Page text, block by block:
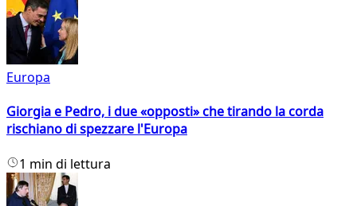
Europa
Giorgia e Pedro, i due «opposti» che tirando la corda
rischiano di spezzare l'Europa
1 min di lettura